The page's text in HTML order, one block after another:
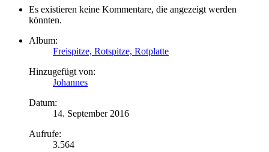
Es existieren keine Kommentare, die angezeigt werden
könnten.
Album:
Freispitze, Rotspitze, Rotplatte
Hinzugefügt von:
Johannes
Datum:
14. September 2016
Aufrufe:
3.564